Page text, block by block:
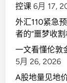
控课 6月 17,
外汇110紧急
者的“噩梦收割
一文看懂伦敦
5月 26, 2026
A股地量见地